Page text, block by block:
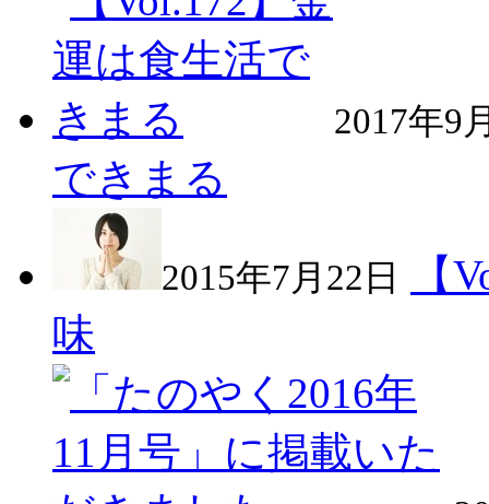
2017年9
できまる
2015年7月22日
【
味